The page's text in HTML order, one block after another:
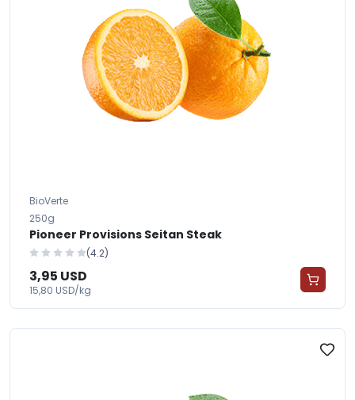
BioVerte
250g
Pioneer Provisions Seitan Steak
(4.2)
3,95 USD
15,80 USD/kg